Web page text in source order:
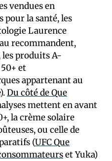
vendues en
pour la santé, les
Laurence
recommandent,
les produits A-
et
appartenant au
Du côté de Que
mettent en avant
la crème solaire
ou celle de
(UFC Que
et Yuka)